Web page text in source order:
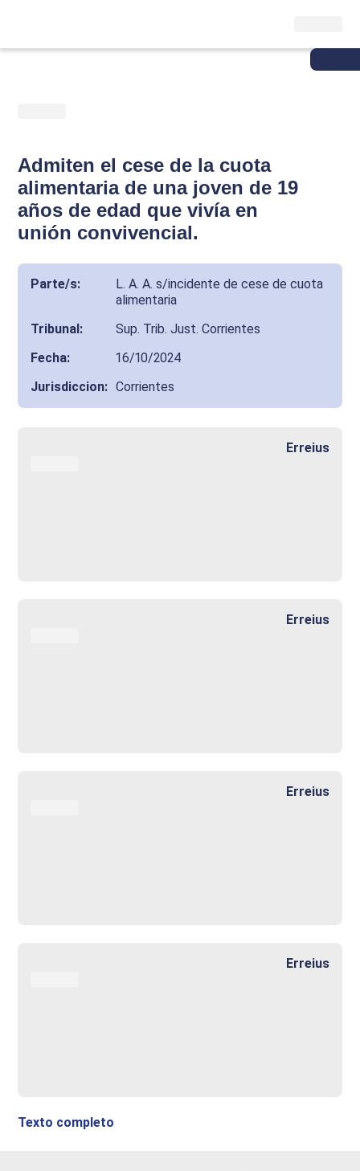
Admiten el cese de la cuota
alimentaria de una joven de 19
años de edad que vivía en
unión convivencial.
Parte/s:
L. A. A. s/incidente de cese de cuota
alimentaria
Tribunal:
Sup. Trib. Just. Corrientes
Fecha:
16/10/2024
Jurisdiccion: Corrientes
Erreius
Erreius
Erreius
Erreius
Texto completo